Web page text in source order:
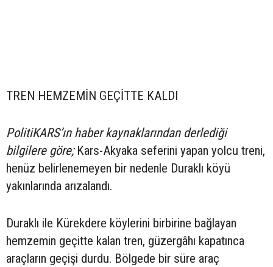
TREN HEMZEMİN GEÇİTTE KALDI
PolitiKARS’ın haber kaynaklarından derlediği
bilgilere göre;Kars-Akyaka seferini yapan yolcu treni,
henüz belirlenemeyen bir nedenle Duraklı köyü
yakınlarında arızalandı.
Duraklı ile Kürekdere köylerini birbirine bağlayan
hemzemin geçitte kalan tren, güzergâhı kapatınca
araçların geçişi durdu. Bölgede bir süre araç